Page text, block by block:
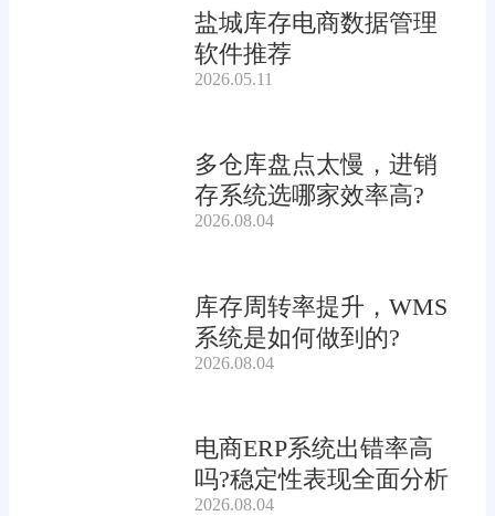
盐城库存电商数据管理
软件推荐
2026.05.11
多仓库盘点太慢，进销
存系统选哪家效率高?
2026.08.04
库存周转率提升，WMS
系统是如何做到的?
2026.08.04
电商ERP系统出错率高
吗?稳定性表现全面分析
2026.08.04